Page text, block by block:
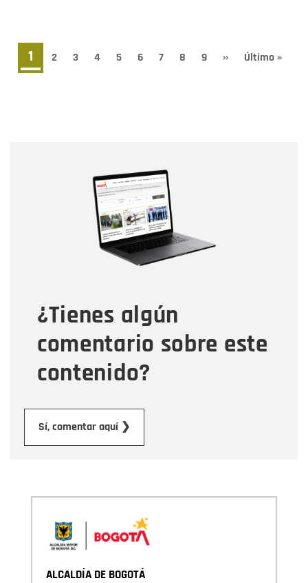
Paginación
Página
actual
1 Page
2 Page
3 Page
4 Page
5 Page
6 Page
7 Page
8 Page
9
Siguiente
››
Última
Último »
¿Tienes algún
comentario sobre este
contenido?
Sí, comentar aquí ❯
Correo electrónico
Tipo de comentario
Mensaje
ALCALDÍA DE BOGOTÁ